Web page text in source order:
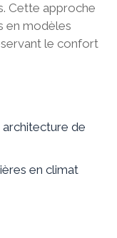
Cette approche
en modèles
le confort
de
en climat